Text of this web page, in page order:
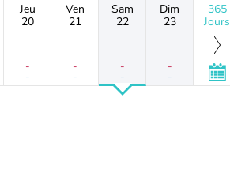
Jeu
20
-
-
Ven
21
-
-
Sam
22
-
-
Dim
23
-
-
365
Jours